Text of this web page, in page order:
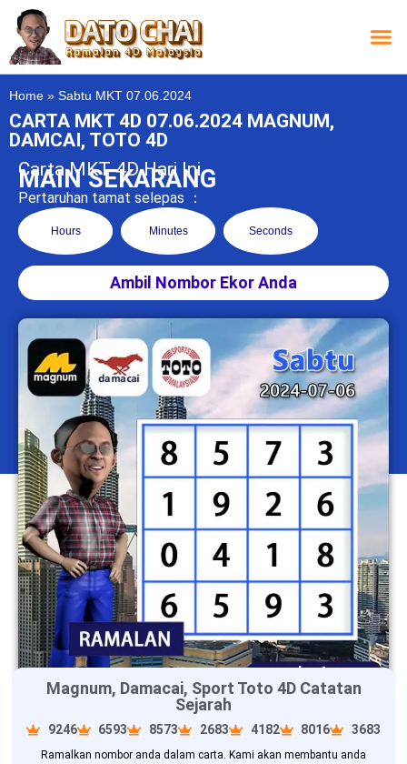
Home » Sabtu MKT 07.06.2024
CARTA MKT 4D 07.06.2024 MAGNUM,
DAMCAI, TOTO 4D
Carta MKT 4D Hari Ini
MAIN SEKARANG
Pertaruhan tamat selepas ：
Hours Minutes Seconds
Ambil Nombor Ekor Anda
Magnum, Damacai, Sport Toto 4D Catatan
Sejarah
9246 6593 8573 2683 4182 8016 3683
Ramalkan nombor anda dalam carta. Kami akan membantu anda